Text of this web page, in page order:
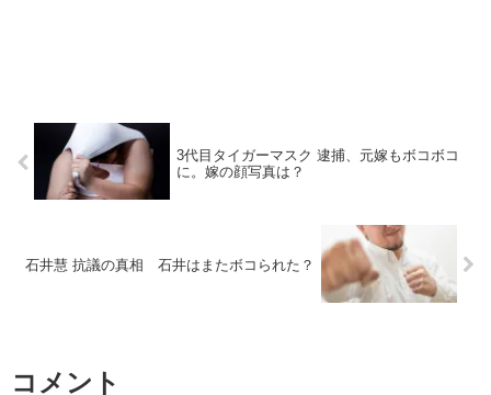
3代目タイガーマスク 逮捕、元嫁もボコボコ
に。嫁の顔写真は？
石井慧 抗議の真相 石井はまたボコられた？
コメント